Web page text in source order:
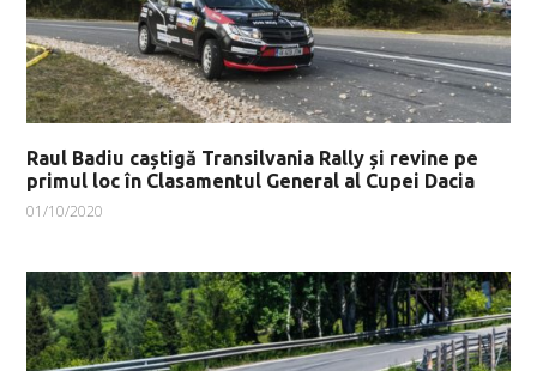
Raul Badiu caștigă Transilvania Rally și revine pe
primul loc în Clasamentul General al Cupei Dacia
01/10/2020